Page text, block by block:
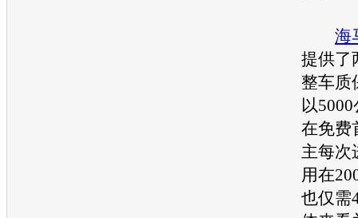
海
提供了
整车质
以
在免费
主每次
用在
也仅需